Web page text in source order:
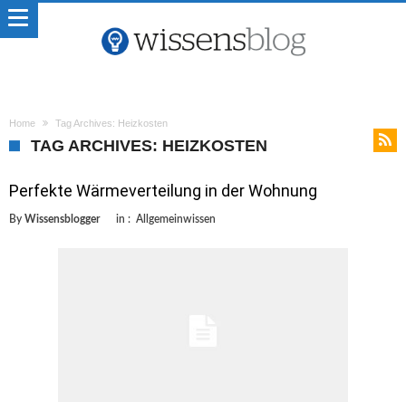
Home Tag Archives: Heizkosten
TAG ARCHIVES: HEIZKOSTEN
Perfekte Wärmeverteilung in der Wohnung
By Wissensblogger in : Allgemeinwissen